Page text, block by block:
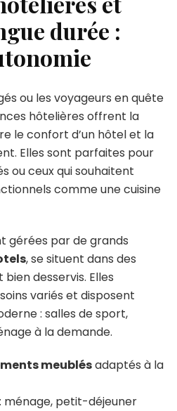
durée :
ou les voyageurs en quête
hôtelières offrent la
le confort d’un hôtel et la
Elles sont parfaites pour
ou ceux qui souhaitent
comme une cuisine
gérées par de grands
, se situent dans des
desservis. Elles
variés et disposent
: salles de sport,
à la demande.
meublésadaptés à la
: ménage, petit-déjeuner